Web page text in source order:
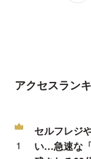
アクセスラン
セルフレジ
い…急速な